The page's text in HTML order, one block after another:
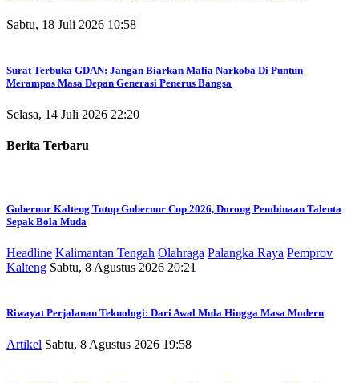
Sabtu, 18 Juli 2026 10:58
Surat Terbuka GDAN: Jangan Biarkan Mafia Narkoba Di Puntun
Merampas Masa Depan Generasi Penerus Bangsa
Selasa, 14 Juli 2026 22:20
Berita Terbaru
Gubernur Kalteng Tutup Gubernur Cup 2026, Dorong Pembinaan Talenta
Sepak Bola Muda
Headline Kalimantan Tengah Olahraga Palangka Raya Pemprov
Kalteng Sabtu, 8 Agustus 2026 20:21
Riwayat Perjalanan Teknologi: Dari Awal Mula Hingga Masa Modern
Artikel Sabtu, 8 Agustus 2026 19:58